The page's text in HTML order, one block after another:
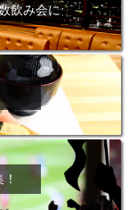
飲み会に